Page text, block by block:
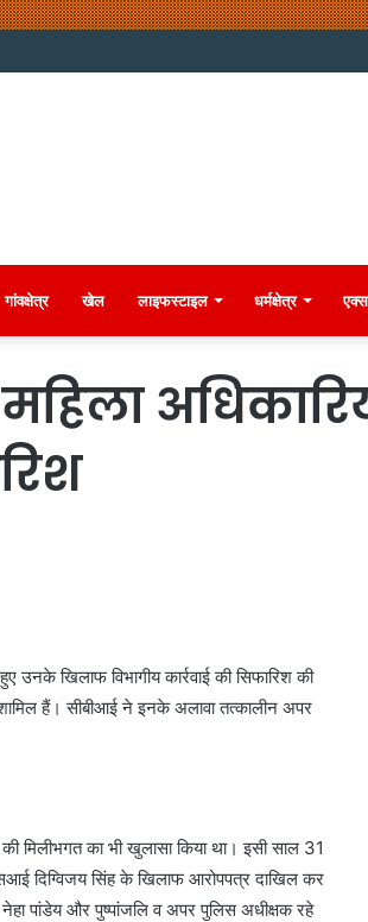
गांवक्षेत्र खेल लाइफस्टाइल धर्मक्षेत्र
उनके खिलाफ विभागीय कार्रवाई की सिफारिश की
हैं। सीबीआई ने इनके अलावा तत्कालीन अपर
मिलीभगत का भी खुलासा किया था। इसी साल 31
दिग्विजय सिंह के खिलाफ आरोपपत्र दाखिल कर
पांडेय और पुष्पांजलि व अपर पुलिस अधीक्षक रहे